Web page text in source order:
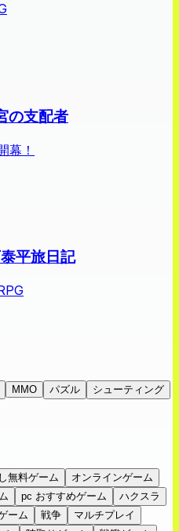
の支配者
幕！
平旅日記
MMO パズル
シューティング
無料ゲーム
オンラインゲーム
pc おすすめゲーム
ハクスラ
ーム 戦争
マルチプレイ